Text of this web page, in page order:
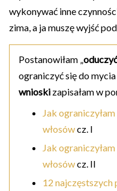
wykonywać inne
zima, a ja muszę wyjść
Postanowiłam „
ograniczyć się do
wnioski zapisałam w
Jak
włosówcz. I
Jak
włosówcz. II
12 najczęstszych